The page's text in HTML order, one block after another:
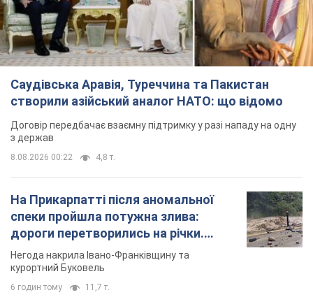
Саудівська Аравія, Туреччина та Пакистан
створили азійський аналог НАТО: що відомо
Договір передбачає взаємну підтримку у разі нападу на одну
з держав
8.08.2026 00:22 4,8 т.
На Прикарпатті після аномальної
спеки пройшла потужна злива:
дороги перетворились на річки.
Відео
Негода накрила Івано-Франківщину та
курортний Буковель
6 годин тому 11,7 т.